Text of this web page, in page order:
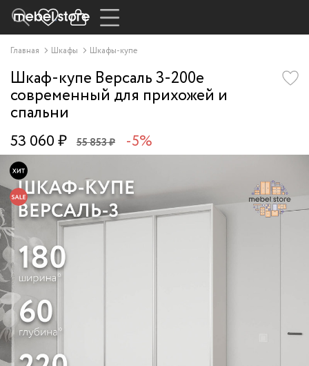
Главная Шкафы Шкафы-купе
Шкаф-купе Версаль 3-200e
современный для прихожей и
спальни
53 060 ₽ 55 853 ₽ -5%